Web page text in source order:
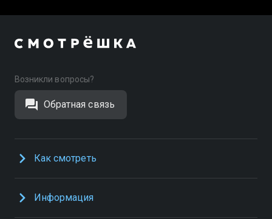
Возникли вопросы?
Обратная связь
Как смотреть
Информация